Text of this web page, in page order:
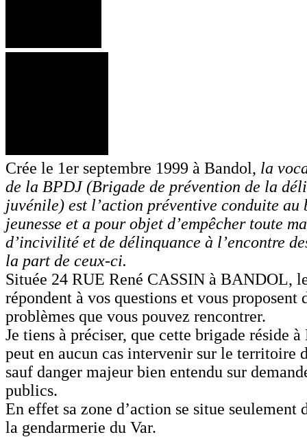
Crée le 1er septembre 1999 à Bandol, la
de la BPDJ (Brigade de prévention de la
juvénile) est l’action préventive conduite au
jeunesse et a pour objet d’empêcher toute
d’incivilité et de délinquance à l’encontre
la part de ceux-ci.
Située 24 RUE René CASSIN à BANDOL,
répondent à vos questions et vous proposent
problèmes que vous pouvez rencontrer.
Je tiens à préciser, que cette brigade réside
peut en aucun cas intervenir sur le territoire
sauf danger majeur bien entendu sur
publics.
En effet sa zone d’action se situe seulement
la gendarmerie du Var.